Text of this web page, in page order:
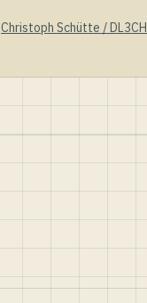
Christoph Schütte / DL3CH